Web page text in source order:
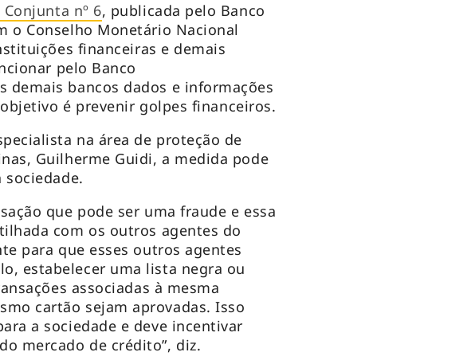
nº 6, publicada pelo Banco
o Conselho Monetário Nacional
financeiras e demais
pelo Banco
demais bancos dados e informações
é prevenir golpes financeiros.
na área de proteção de
Guilherme Guidi, a medida pode
sociedade.
que pode ser uma fraude e essa
com os outros agentes do
para que esses outros agentes
estabelecer uma lista negra ou
associadas à mesma
cartão sejam aprovadas. Isso
a sociedade e deve incentivar
mercado de crédito”, diz.